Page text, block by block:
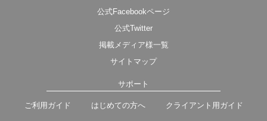
公式Facebookページ
公式Twitter
掲載メディア様一覧
サイトマップ
サポート
ご利用ガイド はじめての方へ クライアント用ガイド